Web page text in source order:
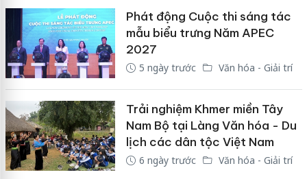
Phát động Cuộc thi sáng tác
mẫu biểu trưng Năm APEC
2027
5 ngày trước Văn hóa - Giải trí
Trải nghiệm Khmer miền Tây
Nam Bộ tại Làng Văn hóa - Du
lịch các dân tộc Việt Nam
6 ngày trước Văn hóa - Giải trí